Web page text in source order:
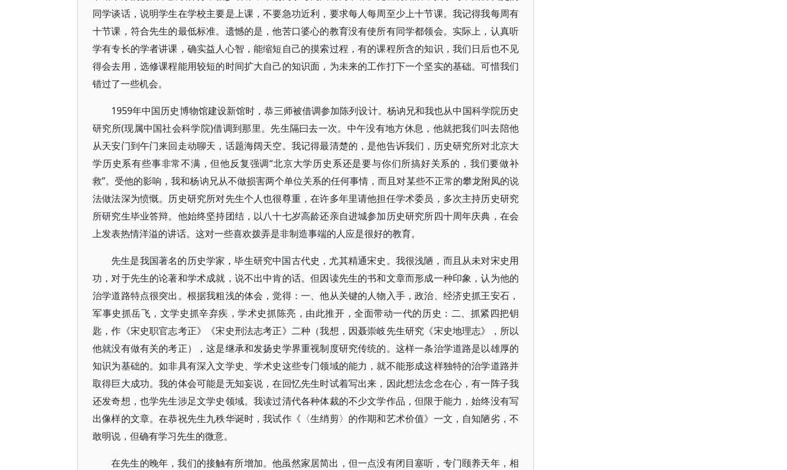
同学谈话，说明学生在学校主要是上课，不要急功近利，要求每人每周至少上十节课。我记得我每周有
十节课，符合先生的最低标准。遗憾的是，他苦口婆心的教育没有使所有同学都领会。实际上，认真听
学有专长的学者讲课，确实益人心智，能缩短自己的摸索过程，有的课程所含的知识，我们日后也不见
得会去用，选修课程能用较短的时间扩大自己的知识面，为未来的工作打下一个坚实的基础。可惜我们
错过了一些机会。
1959年中国历史博物馆建设新馆时，恭三师被借调参加陈列设计。杨讷兄和我也从中国科学院历史
研究所(现属中国社会科学院)借调到那里。先生隔曰去一次。中午没有地方休息，他就把我们叫去陪他
从天安门到午门来回走动聊天，话题海阔天空。我记得最清楚的，是他告诉我们，历史研究所对北京大
学历史系有些事非常不满，但他反复强调“北京大学历史系还是要与你们所搞好关系的，我们要做补
救”。受他的影响，我和杨讷兄从不做损害两个单位关系的任何事情，而且对某些不正常的攀龙附凤的说
法做法深为愤慨。历史研究所对先生个人也很尊重，在许多年里请他担任学术委员，多次主持历史研究
所研究生毕业答辩。他始终坚持团结，以八十七岁高龄还亲自进城参加历史研究所四十周年庆典，在会
上发表热情洋溢的讲话。这对一些喜欢拨弄是非制造事端的人应是很好的教育。
先生是我国著名的历史学家，毕生研究中国古代史，尤其精通宋史。我很浅陋，而且从未对宋史用
功，对于先生的论著和学术成就，说不出中肯的话。但因读先生的书和文章而形成一种印象，认为他的
治学道路特点很突出。根据我粗浅的体会，觉得：一、他从关键的人物入手，政治、经济史抓王安石，
军事史抓岳飞，文学史抓辛弃疾，学术史抓陈亮，由此推开，全面带动一代的历史：二、抓紧四把钥
匙，作《宋史职官志考正》《宋史刑法志考正》二种（我想，因聂崇岐先生研究《宋史地理志》，所以
他就没有做有关的考正），这是继承和发扬史学界重视制度研究传统的。这样一条治学道路是以雄厚的
知识为基础的。如非具有深入文学史、学术史这些专门领域的能力，就不能形成这样独特的治学道路并
取得巨大成功。我的体会可能是无知妄说，在回忆先生时试着写出来，因此想法念念在心，有一阵子我
还发奇想，也学先生涉足文学史领域。我读过清代各种体裁的不少文学作品，但限于能力，始终没有写
出像样的文章。在恭祝先生九秩华诞时，我试作《〈生绡剪〉的作期和艺术价值》一文，自知陋劣，不
敢明说，但确有学习先生的微意。
在先生的晚年，我们的接触有所增加。他虽然家居简出，但一点没有闭目塞听，专门颐养天年，相